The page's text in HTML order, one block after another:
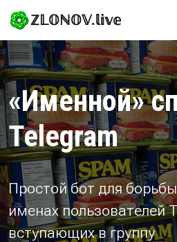
ℤ𝕃𝕆ℕ𝕆𝕍.𝕝𝕚𝕧𝕖
«Именной»
Telegram
Простой бот для
именах пользователей
вступающих в группу